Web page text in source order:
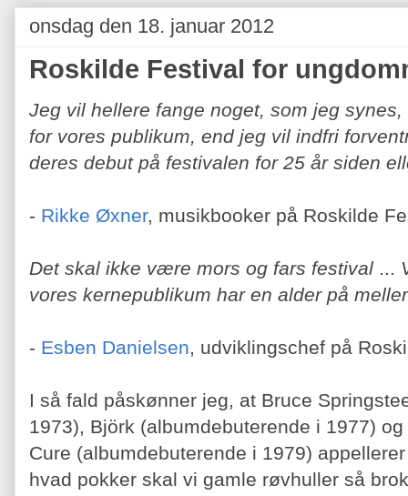
onsdag den 18. januar 2012
Roskilde Festival for
Jeg vil hellere fange noget, som jeg
for vores publikum, end jeg vil indfri
deres debut på festivalen for 25 år siden
- Rikke Øxner, musikbooker på Roskilde
Det skal ikke være mors og fars festival ...
vores kernepublikum har en alder på
- Esben Danielsen, udviklingschef på
I så fald påskønner jeg, at Bruce
1973), Björk (albumdebuterende i 1977)
Cure (albumdebuterende i 1979)
hvad pokker skal vi gamle røvhuller så